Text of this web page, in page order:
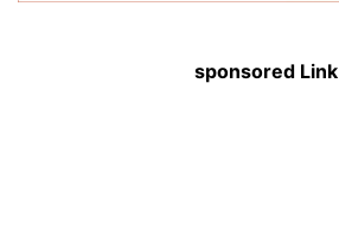
sponsored Link